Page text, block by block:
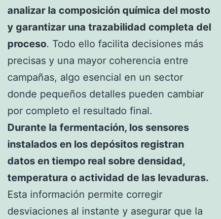
analizar la composición química del mosto
y garantizar una trazabilidad completa del
proceso. Todo ello facilita decisiones más
precisas y una mayor coherencia entre
campañas, algo esencial en un sector
donde pequeños detalles pueden cambiar
por completo el resultado final.
Durante la fermentación, los sensores
instalados en los depósitos registran
datos en tiempo real sobre densidad,
temperatura o actividad de las levaduras.
Esta información permite corregir
desviaciones al instante y asegurar que la